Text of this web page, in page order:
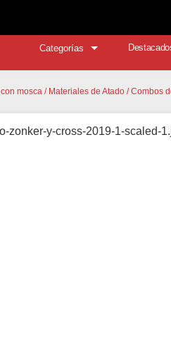
Categorías
mosca / Materiales de Atado /Combos